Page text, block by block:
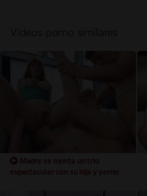
Madre se monta un trio
espectacular con su hija y yerno